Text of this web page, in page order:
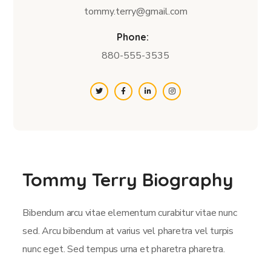
tommy.terry@gmail.com
Phone:
880-555-3535
Tommy Terry Biography
Bibendum arcu vitae elementum curabitur vitae nunc
sed. Arcu bibendum at varius vel pharetra vel turpis
nunc eget. Sed tempus urna et pharetra pharetra.